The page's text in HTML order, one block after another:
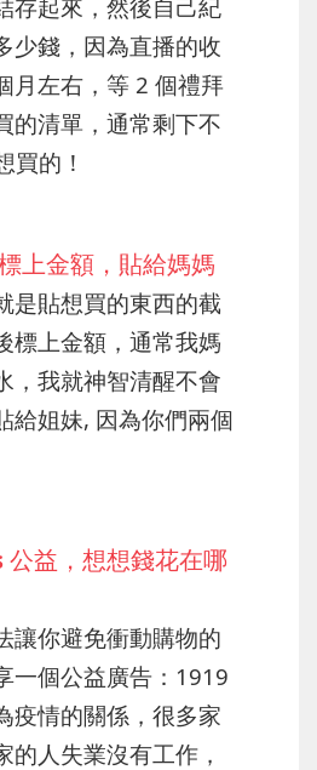
存起來，然後自己紀
少錢，因為直播的收
月左右，等 2 個禮拜
的清單，通常剩下不
買的！
上金額，貼給媽媽
是貼想買的東西的截
標上金額，通常我媽
，我就神智清醒不會
給姐妹, 因為你們兩個
益，想想錢花在哪
讓你避免衝動購物的
一個公益廣告：1919
疫情的關係，很多家
的人失業沒有工作，